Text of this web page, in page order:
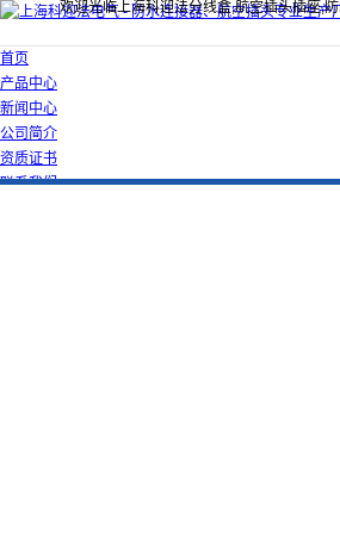
欢迎光临上海科迎法分线盒,航空插头插座,
首页
产品中心
新闻中心
公司简介
资质证书
联系我们